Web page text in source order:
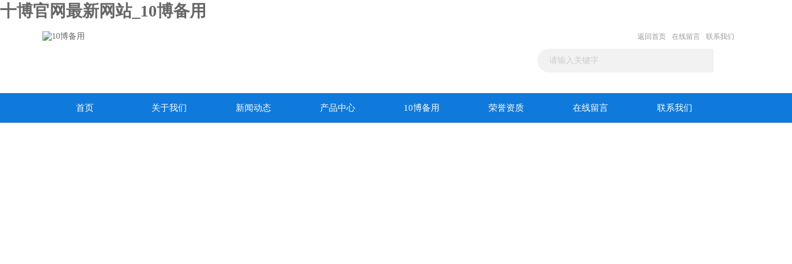
十博官网最新网站_10博备用
返回首页 在线留言 联系我们
首页 关于我们 新闻动态 产品中心 10博备用 荣誉资质 在线留言 联系我们